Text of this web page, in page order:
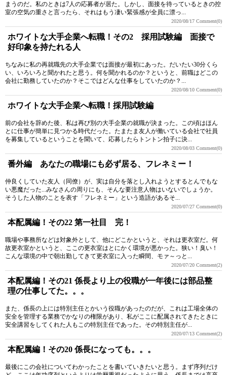
まうのだ。私のときは7人の応募者が居た。しかし、面接を待っているときの控
室の空気の重さと言ったら、それはもう凄い緊張感が全員に漂っ...
2020/08/17 Comment(0)
ホワイトな大手企業へ転職！その2 採用試験編 面接で
好印象を持たれる人
ちなみに私の再就職先の大手企業では面接が最初にあった。だいたい30分くら
い、いろいろと聞かれたと思う。何を聞かれるのか？というと、前職はどこの
会社に勤務していたのか？そこではどんな仕事をしていたのか？...
2020/08/10 Comment(0)
ホワイトな大手企業へ転職！採用試験編
前の会社を辞めた後、私は再び別の大手企業の就職が決まった。この頃はほん
とに仕事が簡単に見つかる時代だった。たまたま友人が働いている会社で社員
を募集しているということを聞いて、応募したらトントン拍子に決...
2020/08/03 Comment(0)
番外編 あなたの職場にも必ず居る、フレネミー！
仲良くしていた友人（同僚）が、実は自分を落とし入れようとするとんでもな
い悪魔だった...みなさんの周りにも、そんな要注意人物はいないでしょうか。
そうした人物のことを表す「フレネミー」という造語があるそ...
2020/07/27 Comment(0)
本配属編！その22 第一社目 完！
職場や事務所などは対象外として、他にどこかというと、それは更衣室だ。何
故更衣室かというと、ここの更衣室はとにかく環境が悪かった。狭い！臭い！
こんな環境の中で朝出勤してきて更衣室に入った瞬間、モァ～っと...
2020/07/20 Comment(2)
本配属編！その21 係長より上の役職が一年後には部品整
理の仕事してた。。。
また、係長の上には特別主任とかいう役職があったのだが、これは工場全体の
安全を管理する業務でかなりの権限があり、私がここに配属されてきたときに
安全講習をしてくれた人もこの特別主任であった。その特別主任が...
2020/07/13 Comment(2)
本配属編！その20 係長になっても。。。
最後にこの会社についてわかったことを書いていきたいと思う。まず序列だけ